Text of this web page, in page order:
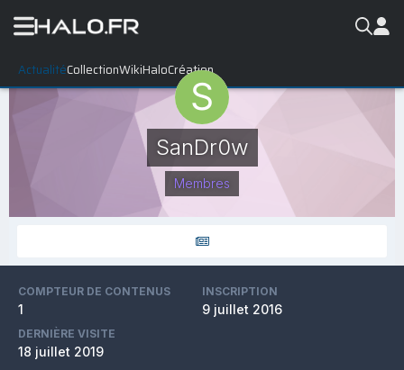
ActualitéCollectionWikiHaloCréation
SanDr0w
Membres
COMPTEUR DE CONTENUS
1
INSCRIPTION
9 juillet 2016
DERNIÈRE VISITE
18 juillet 2019